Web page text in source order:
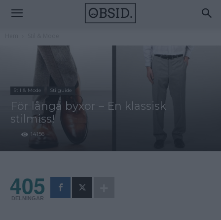
Stil & Mode Stilguide
För långa byxor – En klassisk
stilmiss!
14156
405
DELNINGAR